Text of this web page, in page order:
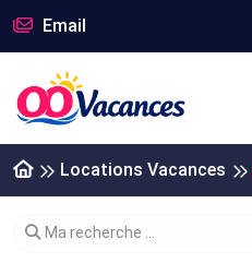
Email
Locations Vacances
Modifier votre recherche
Ma recherche ...